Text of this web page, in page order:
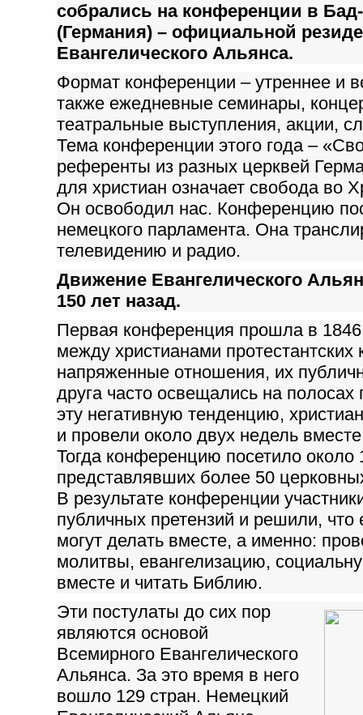
собрались на конференции в
(Германия) – официальной
Евангелического Альянса.
Формат конференции – утреннее и
также ежедневные семинары,
театральные выступления, акции,
Тема конференции этого года –
референты из разных церквей
для христиан означает свобода во
Он освободил нас. Конференцию
немецкого парламента. Она
телевидению и радио.
Движение Евангелического
150 лет назад.
Первая конференция прошла в 1846
между христианами
напряженные отношения, их
друга часто освещались на полосах
эту негативную тенденцию,
и провели около двух недель
Тогда конференцию посетило около
представлявших более 50
В результате конференции
публичных претензий и решили,
могут делать вместе, а именно:
молитвы, евангелизацию,
вместе и читать Библию.
Эти постулаты до сих пор
являются основой
Всемирного Евангелического
Альянса. За это время в него
вошло 129 стран. Немецкий